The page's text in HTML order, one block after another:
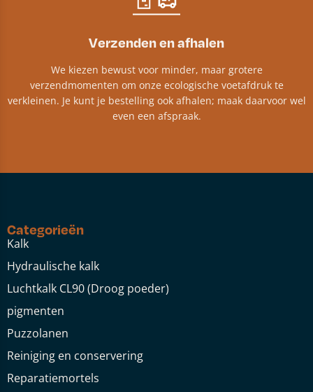
Verzenden en afhalen
We kiezen bewust voor minder, maar grotere
verzendmomenten om onze ecologische voetafdruk te
verkleinen. Je kunt je bestelling ook afhalen; maak daarvoor wel
even een afspraak.
Categorieën
Kalk
Hydraulische kalk
Luchtkalk CL90 (Droog poeder)
pigmenten
Puzzolanen
Reiniging en conservering
Reparatiemortels